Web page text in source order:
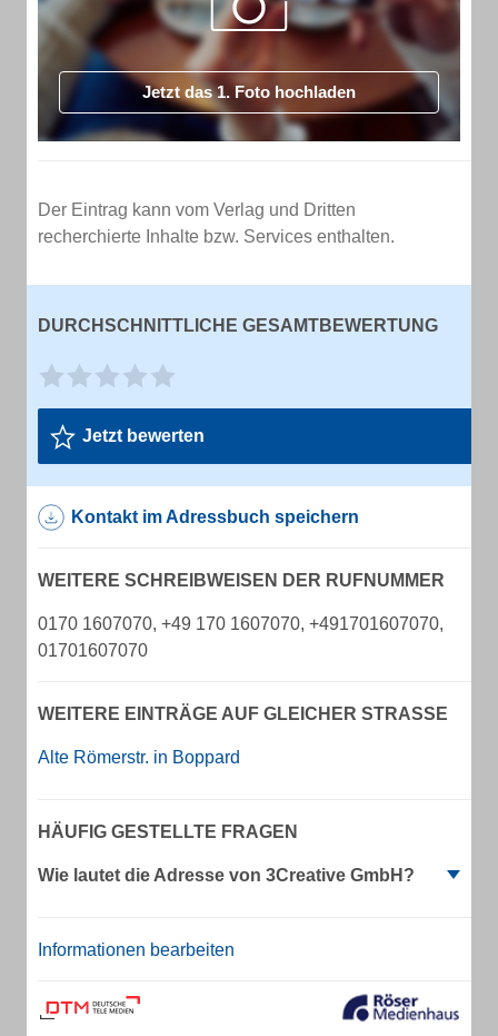
Jetzt das 1. Foto hochladen
Der Eintrag kann vom Verlag und Dritten
recherchierte Inhalte bzw. Services enthalten.
DURCHSCHNITTLICHE GESAMTBEWERTUNG
Jetzt bewerten
Kontakt im Adressbuch speichern
WEITERE SCHREIBWEISEN DER RUFNUMMER
0170 1607070, +49 170 1607070, +491701607070,
01701607070
WEITERE EINTRÄGE AUF GLEICHER STRASSE
Alte Römerstr. in Boppard
HÄUFIG GESTELLTE FRAGEN
Wie lautet die Adresse von 3Creative GmbH?
Informationen bearbeiten